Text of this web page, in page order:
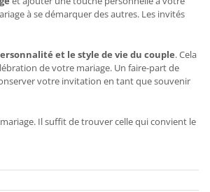
à se démarquer des autres. Les invités
et le style de vie du couple. Cela
de votre mariage. Un faire-part de
votre invitation en tant que souvenir
Il suffit de trouver celle qui convient le